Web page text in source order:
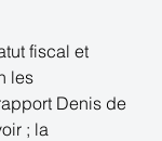
fiscal et
les
Denis de
; la